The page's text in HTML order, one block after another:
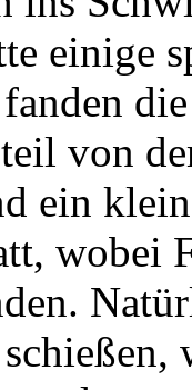
einige
von
ein
wobei